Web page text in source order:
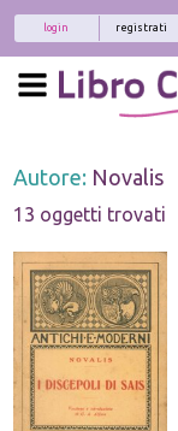
registrati
login
Autore: Novalis
13 oggetti trovati